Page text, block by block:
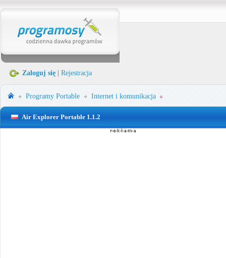
Zaloguj się Rejestracja
Programy Portable Internet i komunikacja
Air Explorer Portable 1.1.2